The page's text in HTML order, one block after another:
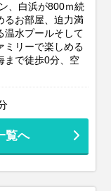
、白浜が800ｍ続
るお部屋、迫力満
温水プールそして
ミリーで楽しめる
まで徒歩0分、空
覧へ